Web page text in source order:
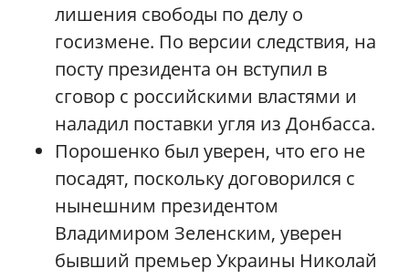
лишения свободы по делу о
госизмене. По версии следствия, на
посту президента он вступил в
сговор с российскими властями и
наладил поставки угля из Донбасса.
Порошенко был уверен, что его не
посадят, поскольку договорился с
нынешним президентом
Владимиром Зеленским, уверен
бывший премьер Украины Николай